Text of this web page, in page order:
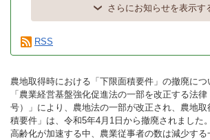
さらにお知らせを表示す
RSS
農地取得時における「下限面積要件」の撤廃につ
「農業経営基盤強化促進法の一部を改正する法
号）」により、農地法の一部が改正され、農地
積要件」は、令和5年4月1日から撤廃されました。
高齢化が加速する中、農業従事者の数は減少す